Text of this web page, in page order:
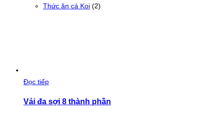
Thức ăn cá Koi (2)
Đọc tiếp
Vải đa sợi 8 thành phần